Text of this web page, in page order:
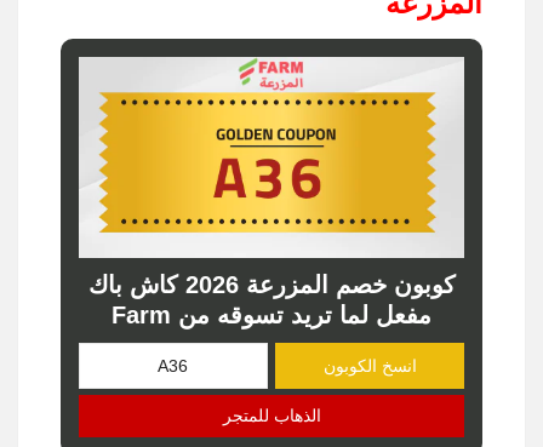
كوبون خصم المزرعة 2026 كاش باك
مفعل لما تريد تسوقه من Farm
انسخ الكوبون
الذهاب للمتجر